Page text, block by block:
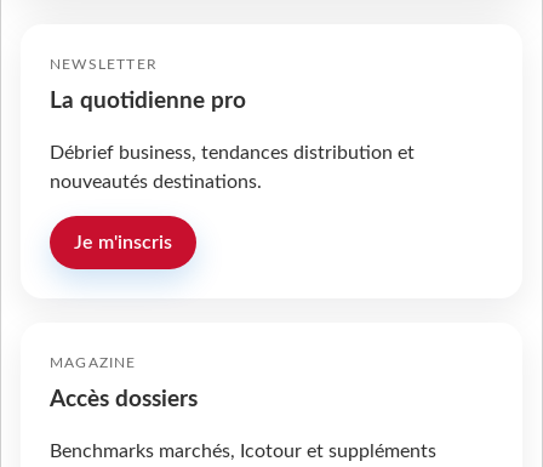
NEWSLETTER
La quotidienne pro
Débrief business, tendances distribution et
nouveautés destinations.
Je m'inscris
MAGAZINE
Accès dossiers
Benchmarks marchés, Icotour et suppléments